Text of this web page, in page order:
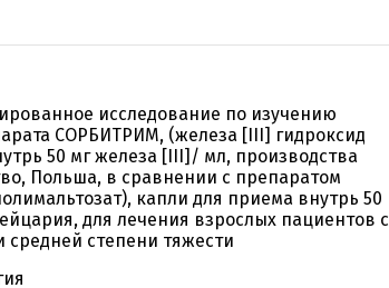
исследование по изучению
СОРБИТРИМ, (железа [III] гидроксид
50 мг железа [III]/ мл, производства
Польша, в сравнении с препаратом
капли для приема внутрь 50
для лечения взрослых пациентов с
степени тяжести